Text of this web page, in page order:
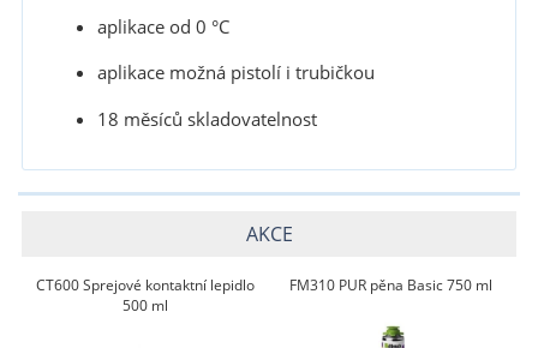
aplikace od 0 °C
aplikace možná pistolí i trubičkou
18 měsíců skladovatelnost
AKCE
CT600 Sprejové kontaktní lepidlo
500 ml
FM310 PUR pěna Basic 750 ml